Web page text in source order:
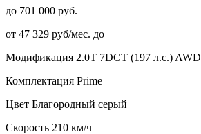
до 701 000 руб.
от 47 329 руб/мес. до
Модификация 2.0T 7DCT (197 л.с.) AWD
Комплектация Prime
Цвет Благородный серый
Скорость 210 км/ч